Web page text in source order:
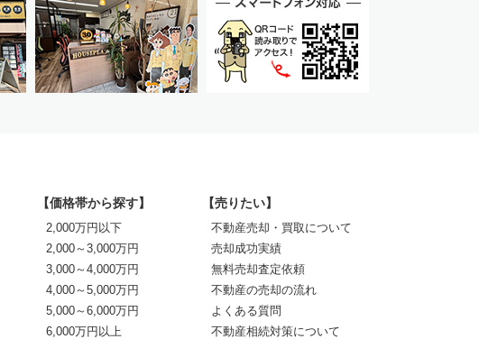
【価格帯から探す】
2,000万円以下
2,000～3,000万円
3,000～4,000万円
4,000～5,000万円
5,000～6,000万円
6,000万円以上
【売りたい】
不動産売却・買取について
売却成功実績
無料売却査定依頼
不動産の売却の流れ
よくある質問
不動産相続対策について